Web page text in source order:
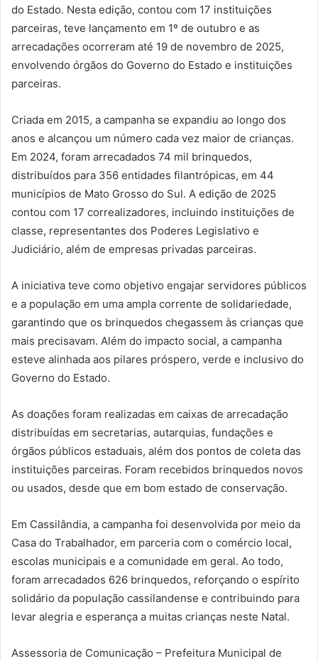
do Estado. Nesta edição, contou com 17 instituições
parceiras, teve lançamento em 1º de outubro e as
arrecadações ocorreram até 19 de novembro de 2025,
envolvendo órgãos do Governo do Estado e instituições
parceiras.
Criada em 2015, a campanha se expandiu ao longo dos
anos e alcançou um número cada vez maior de crianças.
Em 2024, foram arrecadados 74 mil brinquedos,
distribuídos para 356 entidades filantrópicas, em 44
municípios de Mato Grosso do Sul. A edição de 2025
contou com 17 correalizadores, incluindo instituições de
classe, representantes dos Poderes Legislativo e
Judiciário, além de empresas privadas parceiras.
A iniciativa teve como objetivo engajar servidores públicos
e a população em uma ampla corrente de solidariedade,
garantindo que os brinquedos chegassem às crianças que
mais precisavam. Além do impacto social, a campanha
esteve alinhada aos pilares próspero, verde e inclusivo do
Governo do Estado.
As doações foram realizadas em caixas de arrecadação
distribuídas em secretarias, autarquias, fundações e
órgãos públicos estaduais, além dos pontos de coleta das
instituições parceiras. Foram recebidos brinquedos novos
ou usados, desde que em bom estado de conservação.
Em Cassilândia, a campanha foi desenvolvida por meio da
Casa do Trabalhador, em parceria com o comércio local,
escolas municipais e a comunidade em geral. Ao todo,
foram arrecadados 626 brinquedos, reforçando o espírito
solidário da população cassilandense e contribuindo para
levar alegria e esperança a muitas crianças neste Natal.
Assessoria de Comunicação – Prefeitura Municipal de